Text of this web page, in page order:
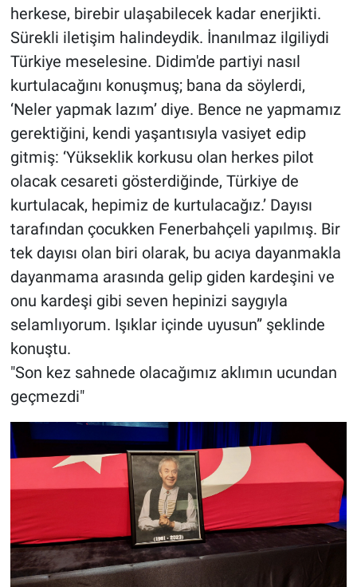
herkese, birebir ulaşabilecek kadar enerjikti.
Sürekli iletişim halindeydik. İnanılmaz ilgiliydi
Türkiye meselesine. Didim'de partiyi nasıl
kurtulacağını konuşmuş; bana da söylerdi,
‘Neler yapmak lazım’ diye. Bence ne yapmamız
gerektiğini, kendi yaşantısıyla vasiyet edip
gitmiş: ‘Yükseklik korkusu olan herkes pilot
olacak cesareti gösterdiğinde, Türkiye de
kurtulacak, hepimiz de kurtulacağız.’ Dayısı
tarafından çocukken Fenerbahçeli yapılmış. Bir
tek dayısı olan biri olarak, bu acıya dayanmakla
dayanmama arasında gelip giden kardeşini ve
onu kardeşi gibi seven hepinizi saygıyla
selamlıyorum. Işıklar içinde uyusun” şeklinde
konuştu.
"Son kez sahnede olacağımız aklımın ucundan
geçmezdi"